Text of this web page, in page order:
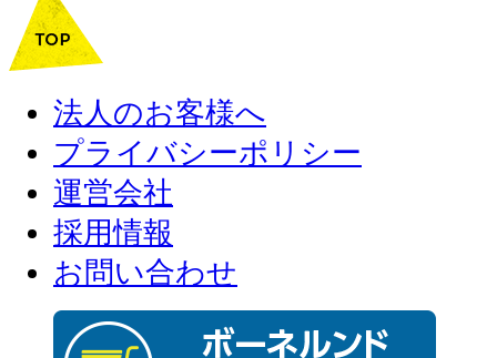
法人のお客様へ
プライバシーポリシー
運営会社
採用情報
お問い合わせ